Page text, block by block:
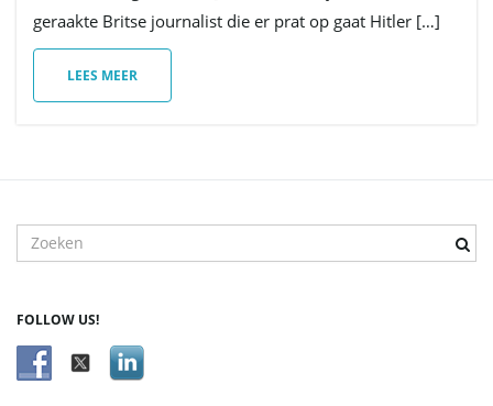
geraakte Britse journalist die er prat op gaat Hitler […]
LEES MEER
r
w
o
FOLLOW US!